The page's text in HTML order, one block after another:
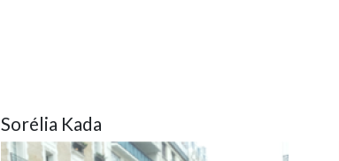
Sorélia Kada
Image